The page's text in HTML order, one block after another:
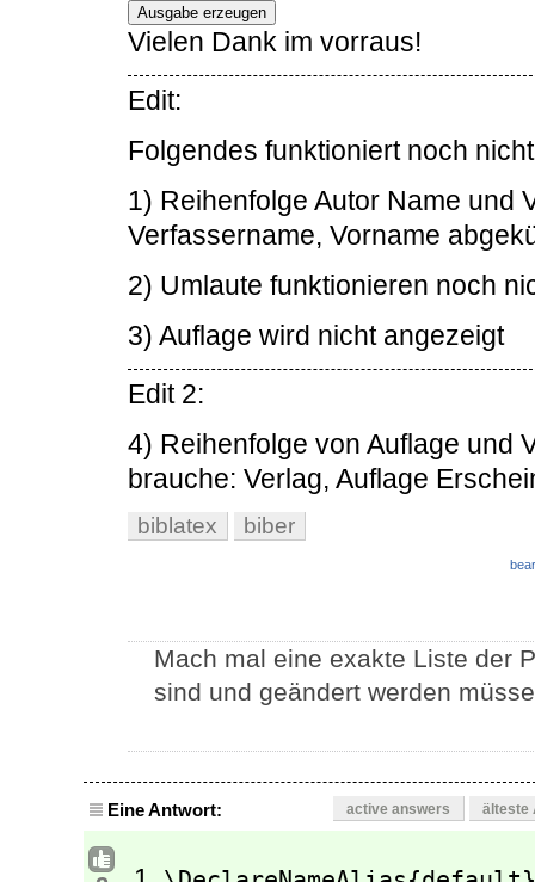
Ausgabe erzeugen
Vielen Dank im vorraus!
Edit:
Folgendes funktioniert noch
1) Reihenfolge Autor Name und
Verfassername, Vorname
2) Umlaute funktionieren noch
3) Auflage wird nicht angezeigt
Edit 2:
4) Reihenfolge von Auflage und
brauche: Verlag, Auflage
biblatex biber
Mach mal eine exakte Liste der
sind und geändert werden
Eine Antwort: active answers älteste